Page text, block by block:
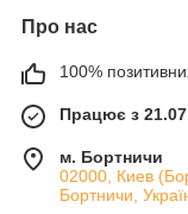
Про нас
100%
Працює з
м. Бортничи
02000, Киев
Бортничи,